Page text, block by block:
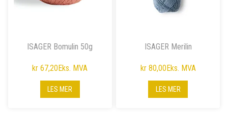
ISAGER Bomulin 50g
kr 67,20Eks. MVA
LES MER
ISAGER Merilin
kr 80,00Eks. MVA
LES MER